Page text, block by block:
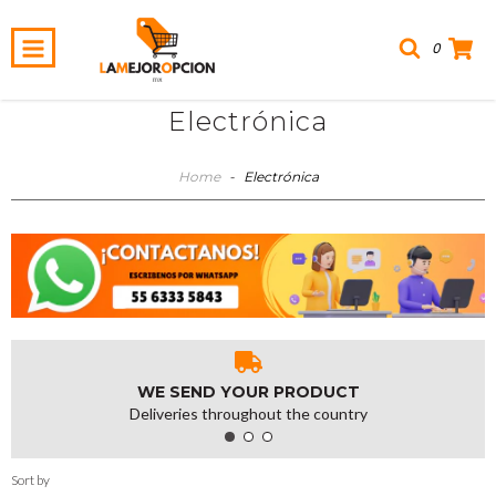
0
Electrónica
Home - Electrónica
WE SEND YOUR PRODUCT
Deliveries throughout the country
Sort by